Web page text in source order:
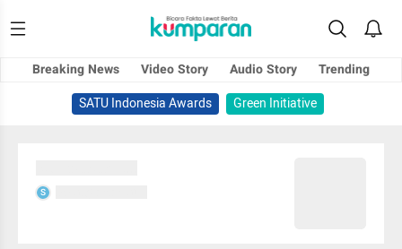
Breaking News Video Story Audio Story
Trending
SATU Indonesia Awards
Green Initiative
S